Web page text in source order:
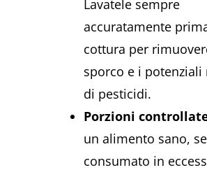
Lavatele sempre
accuratamente
cottura per
sporco e i potenziali
di pesticidi.
Porzioni
un alimento sano, se
consumato in